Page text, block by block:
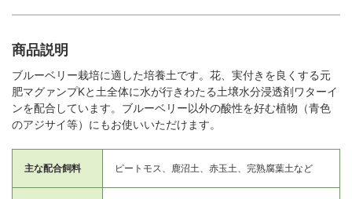
商品説明
ブルーベリー栽培に適した培養土です。花、実付きを良くする元
肥マグァンプKと土全体に水が行きわたる土壌水分浸透剤ワターイ
ンを配合しています。ブルーベリー以外の酸性を好む植物（青色
のアジサイ等）にもお使いいただけます。
主な配合飼料 ピートモス、鹿沼土、赤玉土、完熟腐葉土など